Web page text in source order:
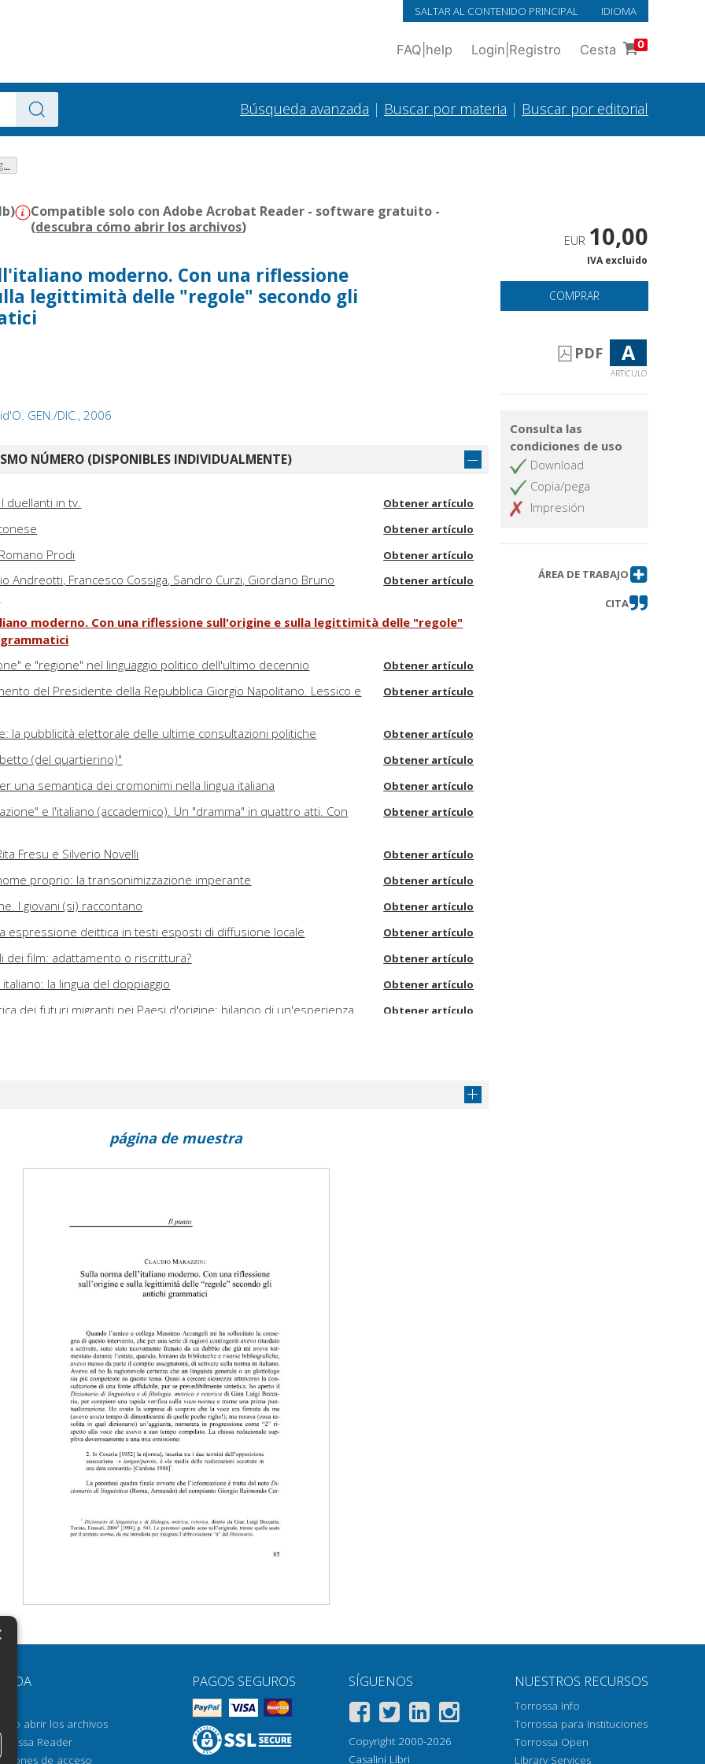
SALTAR AL CONTENIDO PRINCIPAL IDIOMA
FAQ help Login Registro Cesta 0
Búsqueda avanzada | Buscar por materia | Buscar por editorial
Compatible solo con Adobe Acrobat Reader - software gratuito -
(descubra cómo abrir los archivos)
moderno. Con una riflessione
legittimità delle "regole" secondo gli
GEN./DIC., 2006
NÚMERO (DISPONIBLES INDIVIDUALMENTE)
duellanti in tv. Obtener artículo
Obtener artículo
Prodi Obtener artículo
Andreotti, Francesco Cossiga, Sandro Curzi, Giordano Bruno
Obtener artículo
moderno. Con una riflessione sull'origine e sulla legittimità delle "regole"
e "regione" nel linguaggio politico dell'ultimo decennio
Obtener artículo
del Presidente della Repubblica Giorgio Napolitano. Lessico e
Obtener artículo
la pubblicità elettorale delle ultime consultazioni politiche Obtener artículo
(del quartierino)" Obtener artículo
una semantica dei cromonimi nella lingua italiana Obtener artículo
e l'italiano (accademico). Un "dramma" in quattro atti. Con
Obtener artículo
Fresu e Silverio Novelli Obtener artículo
proprio: la transonimizzazione imperante Obtener artículo
I giovani (si) raccontano Obtener artículo
espressione deittica in testi esposti di diffusione locale Obtener artículo
dei film: adattamento o riscrittura? Obtener artículo
la lingua del doppiaggio Obtener artículo
dei futuri migranti nei Paesi d'origine: bilancio di un'esperienza Obtener artículo
nelle università spagnole
radiofonico italiano e inglese a confronto
Obtener artículo
EUR 10,00
IVA excluido
COMPRAR
PDF A
ARTÍCULO
Consulta las
condiciones de uso
Download
Copia/pega
Impresión
ÁREA DE TRABAJO
CITA
página de muestra
AYUDA
abrir los archivos
Reader
de acceso
PAGOS SEGUROS SÍGUENOS
Copyright 2000-2026
Casalini Libri
NUESTROS RECURSOS
Torrossa Info
Torrossa para Instituciones
Torrossa Open
Library Services